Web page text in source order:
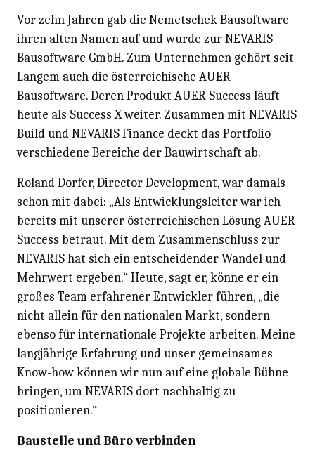
Vor zehn Jahren gab die Nemetschek Bausoftware
ihren alten Namen auf und wurde zur NEVARIS
Bausoftware GmbH. Zum Unternehmen gehört seit
Langem auch die österreichische AUER
Bausoftware. Deren Produkt AUER Success läuft
heute als Success X weiter. Zusammen mit NEVARIS
Build und NEVARIS Finance deckt das Portfolio
verschiedene Bereiche der Bauwirtschaft ab.
Roland Dorfer, Director Development, war damals
schon mit dabei: „Als Entwicklungsleiter war ich
bereits mit unserer österreichischen Lösung AUER
Success betraut. Mit dem Zusammenschluss zur
NEVARIS hat sich ein entscheidender Wandel und
Mehrwert ergeben.“ Heute, sagt er, könne er ein
großes Team erfahrener Entwickler führen, „die
nicht allein für den nationalen Markt, sondern
ebenso für internationale Projekte arbeiten. Meine
langjährige Erfahrung und unser gemeinsames
Know-how können wir nun auf eine globale Bühne
bringen, um NEVARIS dort nachhaltig zu
positionieren.“
Baustelle und Büro verbinden